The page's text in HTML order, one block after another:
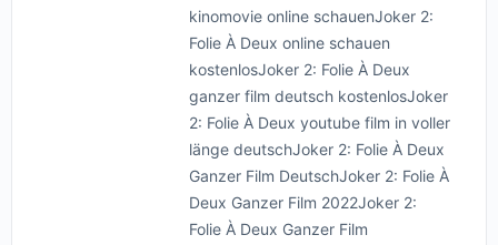
kinomovie online schauenJoker 2:
Folie À Deux online schauen
kostenlosJoker 2: Folie À Deux
ganzer film deutsch kostenlosJoker
2: Folie À Deux youtube film in voller
länge deutschJoker 2: Folie À Deux
Ganzer Film DeutschJoker 2: Folie À
Deux Ganzer Film 2022Joker 2:
Folie À Deux Ganzer Film